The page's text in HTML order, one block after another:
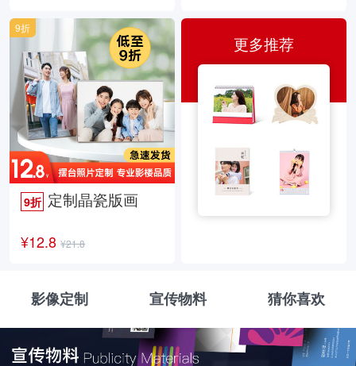
9折 定制晶瓷版画
¥12.8 ¥21.8
9折
更多推荐
影像定制 宣传物料 猜你喜欢